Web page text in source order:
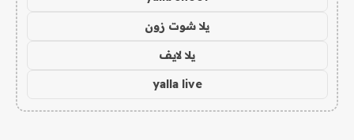
يلا شوت زون
يلا لايف
yalla live